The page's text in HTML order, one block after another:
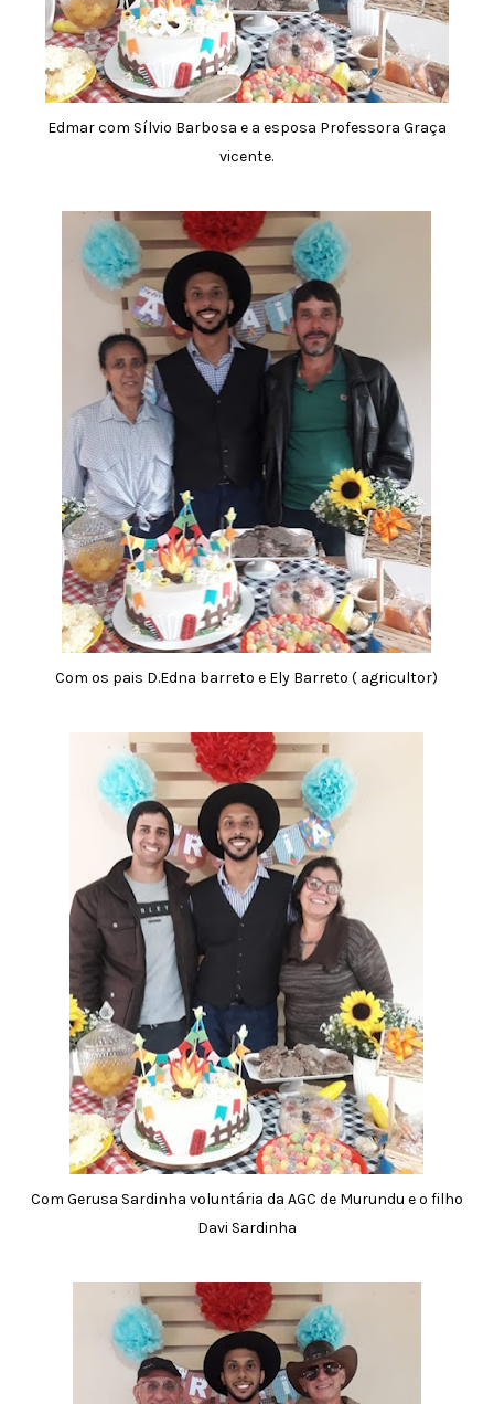
Edmar com Sílvio Barbosa e a esposa Professora Graça
vicente.
Com os pais D.Edna barreto e Ely Barreto ( agricultor)
Com Gerusa Sardinha voluntária da AGC de Murundu e o filho
Davi Sardinha